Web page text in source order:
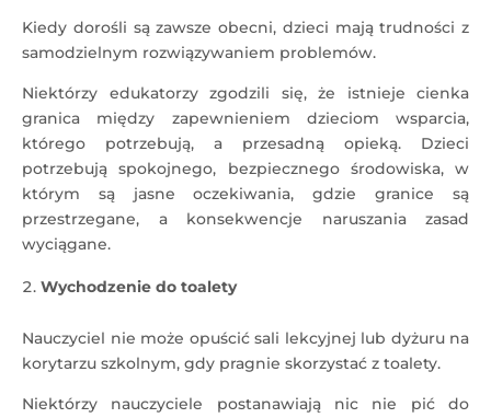
Kiedy dorośli są zawsze obecni, dzieci mają trudności z
samodzielnym rozwiązywaniem problemów.
Niektórzy edukatorzy zgodzili się, że istnieje cienka
granica między zapewnieniem dzieciom wsparcia,
którego potrzebują, a przesadną opieką. Dzieci
potrzebują spokojnego, bezpiecznego środowiska, w
którym są jasne oczekiwania, gdzie granice są
przestrzegane, a konsekwencje naruszania zasad
wyciągane.
Wychodzenie do toalety
Nauczyciel nie może opuścić sali lekcyjnej lub dyżuru na
korytarzu szkolnym, gdy pragnie skorzystać z toalety.
Niektórzy nauczyciele postanawiają nic nie pić do